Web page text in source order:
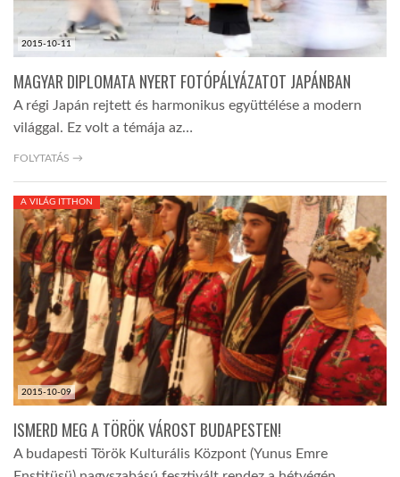
2015-10-11
MAGYAR DIPLOMATA NYERT FOTÓPÁLYÁZATOT JAPÁNBAN
A régi Japán rejtett és harmonikus együttélése a modern
világgal. Ez volt a témája az…
FOLYTATÁS →
2015-10-09
A VILÁG ITTHON
ISMERD MEG A TÖRÖK VÁROST BUDAPESTEN!
A budapesti Török Kulturális Központ (Yunus Emre